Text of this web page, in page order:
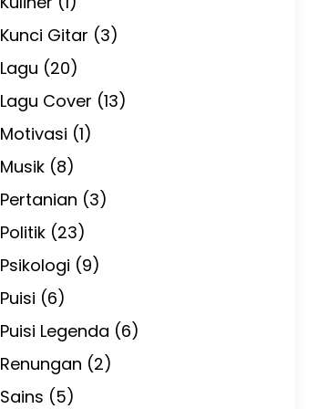
Kunci Gitar (3)
Lagu (20)
Lagu Cover (13)
Motivasi (1)
Musik (8)
Pertanian (3)
Politik (23)
Psikologi (9)
Puisi (6)
Puisi Legenda (6)
Renungan (2)
Sains (5)